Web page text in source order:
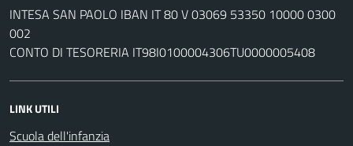
INTESA SAN PAOLO IBAN IT 80 V 03069 53350 10000 0300
002
CONTO DI TESORERIA IT98I0100004306TU0000005408
LINK UTILI
Scuola dell'infanzia